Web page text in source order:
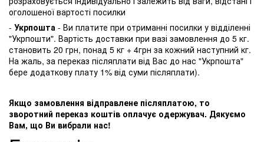
оголошеної вартості посилки
- Укрпошта - Ви платите при отриманні посилки у відділенні
"Укрпошти". Вартість доставки при вазі замовлення до 5 кг.
становить 20 грн, понад 5 кг + 4грн за кожний наступний кг.
На жаль, за переказ післяплати від Вас до нас "Укрпошта"
бере додаткову плату 1% від суми післяплати).
Якщо замовлення відправлене післяплатою, то
зворотний переказ коштів оплачує одержувач. Дякуємо
Вам, що Ви вибрали нас!